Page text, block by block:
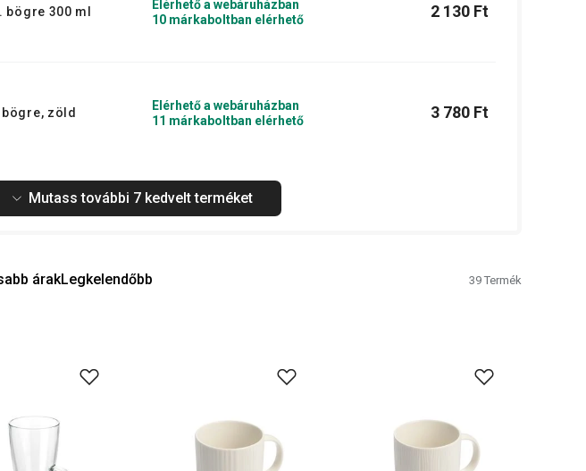
bögre 300 ml
Elérhető a webáruházban
10 márkaboltban elérhető
2 130 Ft
bögre, zöld
Elérhető a webáruházban
11 márkaboltban elérhető
3 780 Ft
Mutass további 7 kedvelt terméket
árakLegkelendőbb 39Termék